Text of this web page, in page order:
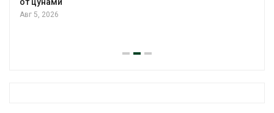
Авг 5, 2026